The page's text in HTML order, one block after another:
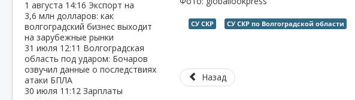
1 августа 14:16 Экспорт на
3,6 млн долларов: как
волгоградский бизнес выходит
на зарубежные рынки
31 июля 12:11 Волгоградская
область под ударом: Бочаров
озвучил данные о последствиях
атаки БПЛА
30 июля 11:12 Зарплаты
СУ СКР СУ СКР по Волгоградской области
Назад